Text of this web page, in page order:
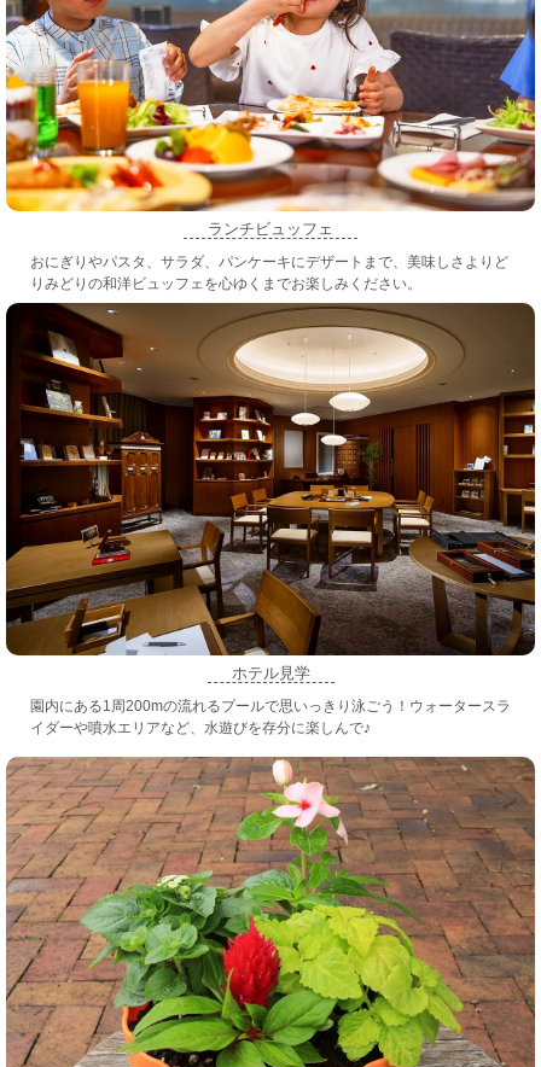
ランチビュッフェ
おにぎりやパスタ、サラダ、パンケーキにデザートまで、美味しさよりど
りみどりの和洋ビュッフェを心ゆくまでお楽しみください。
ホテル見学
園内にある1周200mの流れるプールで思いっきり泳ごう！ウォータースラ
イダーや噴水エリアなど、水遊びを存分に楽しんで♪